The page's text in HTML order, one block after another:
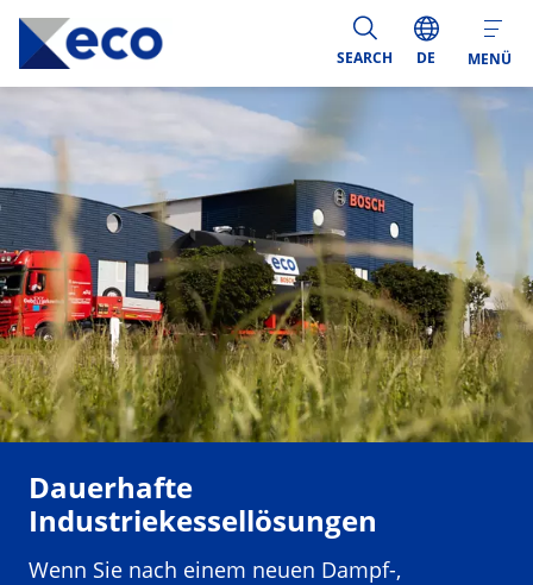
SEARCH DE MENÜ
Dauerhafte
Industriekessellösungen
Wenn Sie nach einem neuen Dampf-,